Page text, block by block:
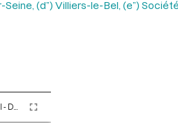
Seine, (d”) Villiers-le-Bel, (e”)